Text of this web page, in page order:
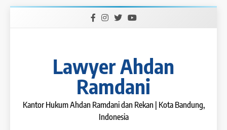
Lawyer Ahdan
Ramdani
Kantor Hukum Ahdan Ramdani dan Rekan | Kota Bandung,
Indonesia